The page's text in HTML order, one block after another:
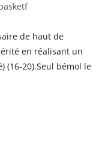
de haut de
en réalisant un
(16-20).Seul bémol le